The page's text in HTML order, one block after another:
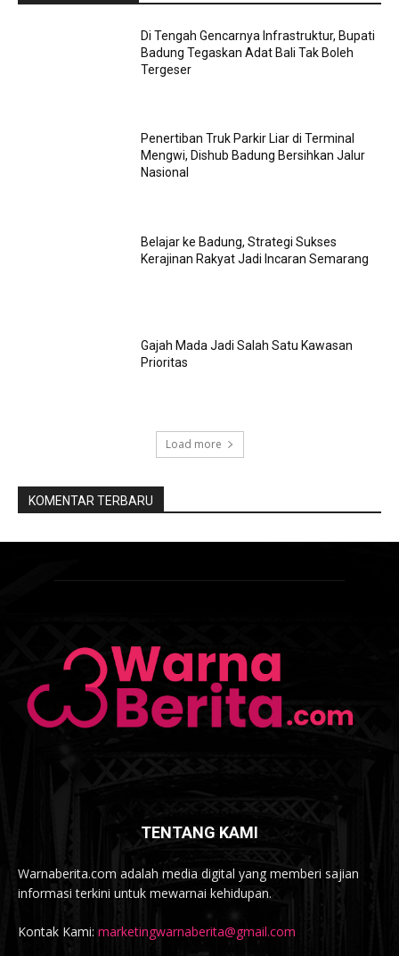
Di Tengah Gencarnya Infrastruktur, Bupati
Badung Tegaskan Adat Bali Tak Boleh
Tergeser
Penertiban Truk Parkir Liar di Terminal
Mengwi, Dishub Badung Bersihkan Jalur
Nasional
Belajar ke Badung, Strategi Sukses
Kerajinan Rakyat Jadi Incaran Semarang
Gajah Mada Jadi Salah Satu Kawasan
Prioritas
Load more
KOMENTAR TERBARU
TENTANG KAMI
Warnaberita.com adalah media digital yang memberi sajian
informasi terkini untuk mewarnai kehidupan.
Kontak Kami: marketingwarnaberita@gmail.com